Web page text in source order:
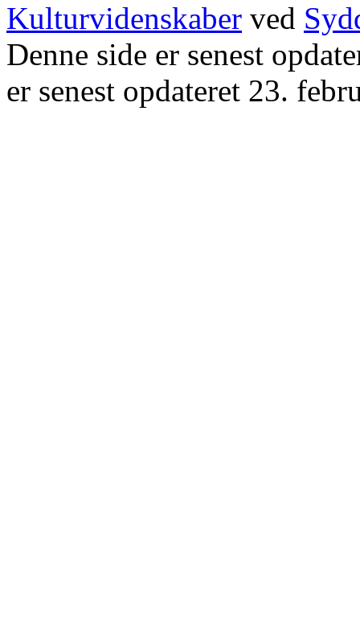
Kulturvidenskaber ved
Denne side er senest
er senest opdateret 23.